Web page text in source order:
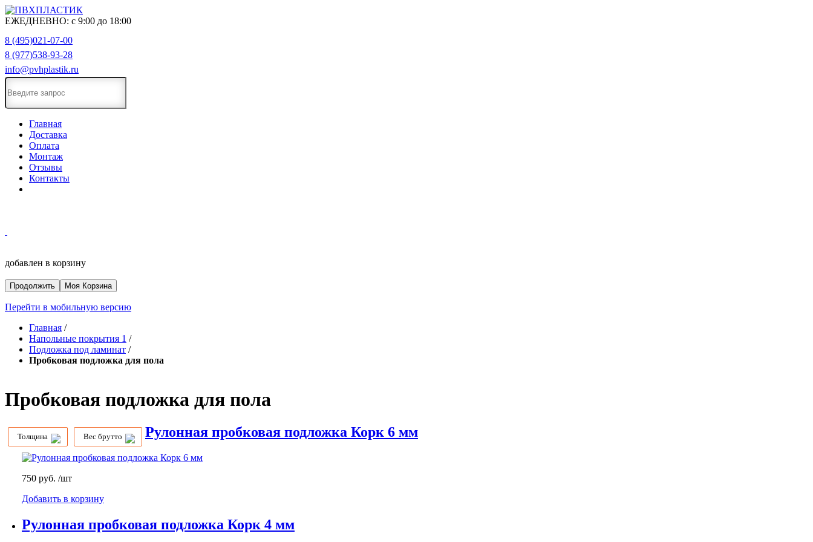
ЕЖЕДНЕВНО: с 9:00 до 18:00
8 (495)021-07-00
8 (977)538-93-28
info@pvhplastik.ru
Главная
Доставка
Оплата
Монтаж
Отзывы
Контакты
добавлен в корзину
Продолжить Моя Корзина
Перейти в мобильную версию
Главная /
Напольные покрытия 1 /
Подложка под ламинат /
Пробковая подложка для пола
Пробковая подложка для пола
Толщина Вес брутто Рулонная пробковая подложка Корк 6 мм
750 руб. /шт
Добавить в корзину
Рулонная пробковая подложка Корк 4 мм